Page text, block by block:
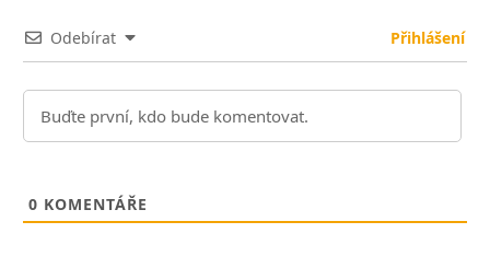
Odebírat Přihlášení
0 KOMENTÁŘE